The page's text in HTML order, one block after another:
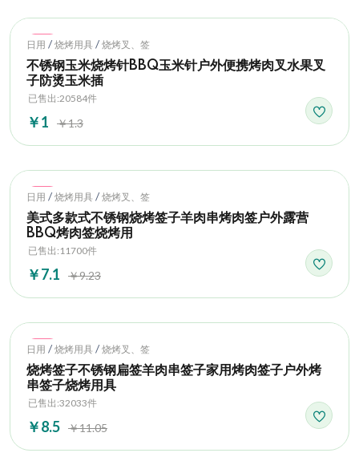
Hot
日用 / 烧烤用具 / 烧烤叉、签
不锈钢玉米烧烤针BBQ玉米针户外便携烤肉叉水果叉
子防烫玉米插
已售出:20584件
￥1 ￥1.3
Hot
日用 / 烧烤用具 / 烧烤叉、签
美式多款式不锈钢烧烤签子羊肉串烤肉签户外露营
BBQ烤肉签烧烤用
已售出:11700件
￥7.1 ￥9.23
Hot
日用 / 烧烤用具 / 烧烤叉、签
烧烤签子不锈钢扁签羊肉串签子家用烤肉签子户外烤
串签子烧烤用具
已售出:32033件
￥8.5 ￥11.05